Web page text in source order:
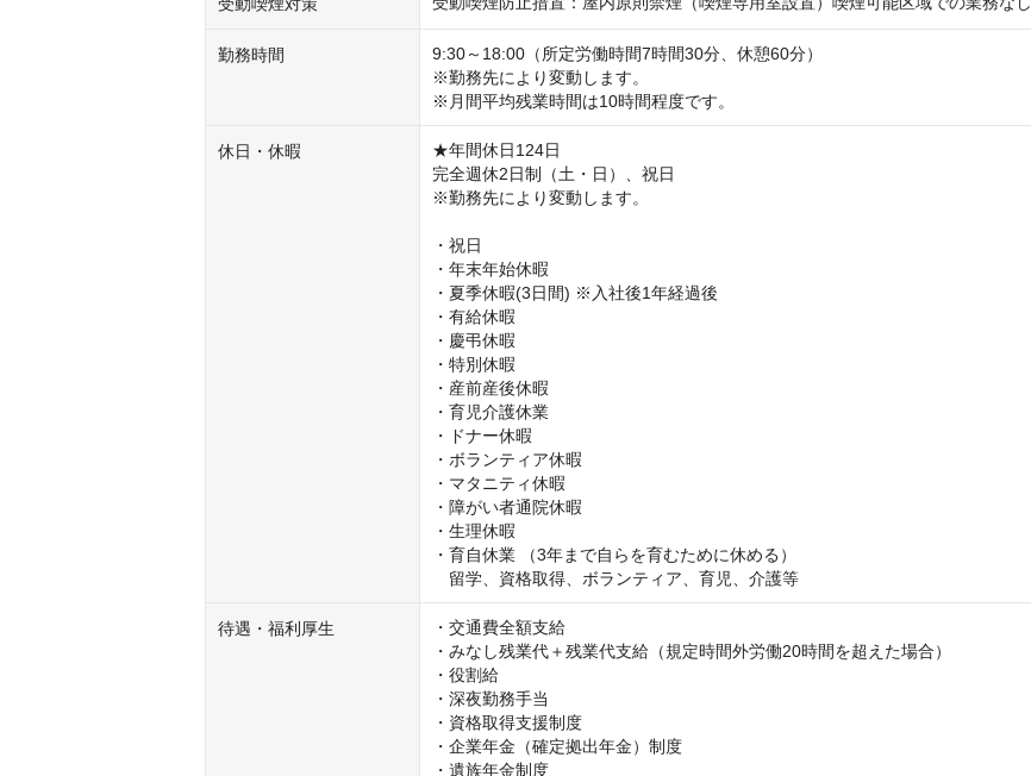
勤務時間
9:30～18:00（所定労働時間7時間30分、休憩60分）
※勤務先により変動します。
※月間平均残業時間は10時間程度です。
休日・休暇
★年間休日124日
完全週休2日制（土・日）、祝日
※勤務先により変動します。
・祝日
・年末年始休暇
・夏季休暇(3日間) ※入社後1年経過後
・有給休暇
・慶弔休暇
・特別休暇
・産前産後休暇
・育児介護休業
・ドナー休暇
・ボランティア休暇
・マタニティ休暇
・障がい者通院休暇
・生理休暇
・育自休業 （3年まで自らを育むために休める）
留学、資格取得、ボランティア、育児、介護等
待遇・福利厚生
・交通費全額支給
・みなし残業代＋残業代支給（規定時間外労働20時間を超えた場合）
・役割給
・深夜勤務手当
・資格取得支援制度
・企業年金（確定拠出年金）制度
・遺族年金制度